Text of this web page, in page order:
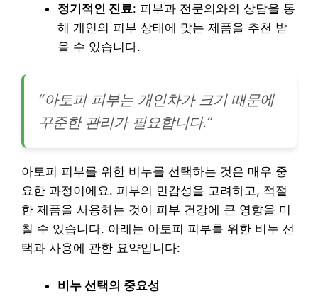
정기적인 진료: 피부과 전문의와의 상담을 통
해 개인의 피부 상태에 맞는 제품을 추천 받
을 수 있습니다.
“아토피 피부는 개인차가 크기 때문에
꾸준한 관리가 필요합니다.”
아토피 피부를 위한 비누를 선택하는 것은 매우 중
요한 과정이에요. 피부의 민감성을 고려하고, 적절
한 제품을 사용하는 것이 피부 건강에 큰 영향을 미
칠 수 있습니다. 아래는 아토피 피부를 위한 비누 선
택과 사용에 관한 요약입니다:
비누 선택의 중요성